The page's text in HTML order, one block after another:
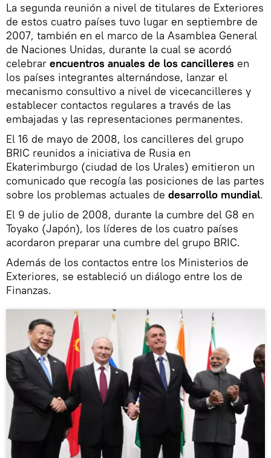
La segunda reunión a nivel de titulares de Exteriores
de estos cuatro países tuvo lugar en septiembre de
2007, también en el marco de la Asamblea General
de Naciones Unidas, durante la cual se acordó
celebrar encuentros anuales de los cancilleres en
los países integrantes alternándose, lanzar el
mecanismo consultivo a nivel de vicecancilleres y
establecer contactos regulares a través de las
embajadas y las representaciones permanentes.
El 16 de mayo de 2008, los cancilleres del grupo
BRIC reunidos a iniciativa de Rusia en
Ekaterimburgo (ciudad de los Urales) emitieron un
comunicado que recogía las posiciones de las partes
sobre los problemas actuales de desarrollo mundial.
El 9 de julio de 2008, durante la cumbre del G8 en
Toyako (Japón), los líderes de los cuatro países
acordaron preparar una cumbre del grupo BRIC.
Además de los contactos entre los Ministerios de
Exteriores, se estableció un diálogo entre los de
Finanzas.